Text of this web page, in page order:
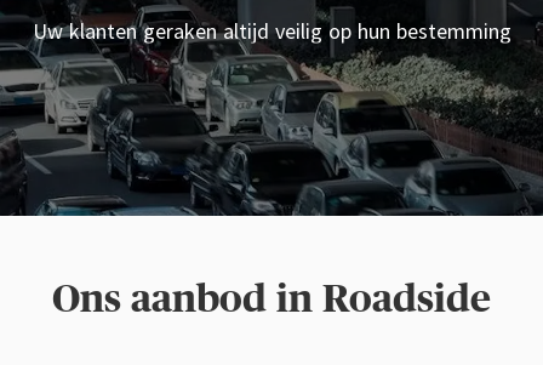
Uw klanten geraken altijd veilig op hun bestemming
Ons aanbod in Roadside